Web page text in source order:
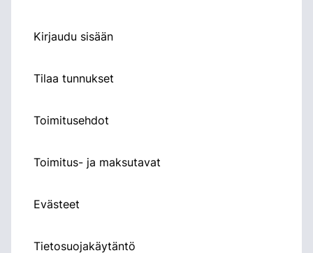
Kirjaudu sisään
Tilaa tunnukset
Toimitusehdot
Toimitus- ja maksutavat
Evästeet
Tietosuojakäytäntö